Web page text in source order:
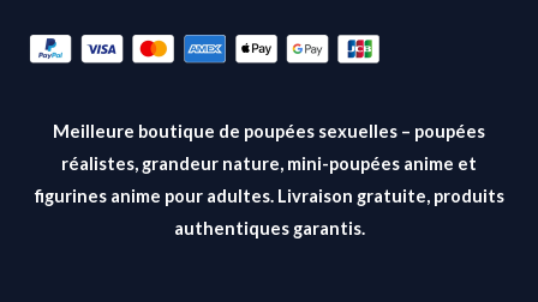
Meilleure boutique de poupées sexuelles – poupées
réalistes, grandeur nature, mini-poupées anime et
figurines anime pour adultes. Livraison gratuite, produits
authentiques garantis.